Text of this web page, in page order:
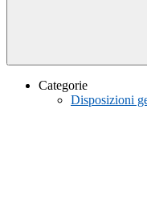
Categorie
Disposizioni